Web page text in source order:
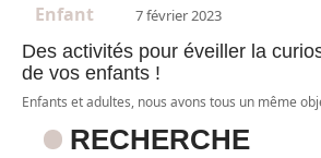
Enfant 7 février 2023
Des activités pour éveiller la
de vos enfants !
Enfants et adultes, nous avons tous un même
RECHERCHE